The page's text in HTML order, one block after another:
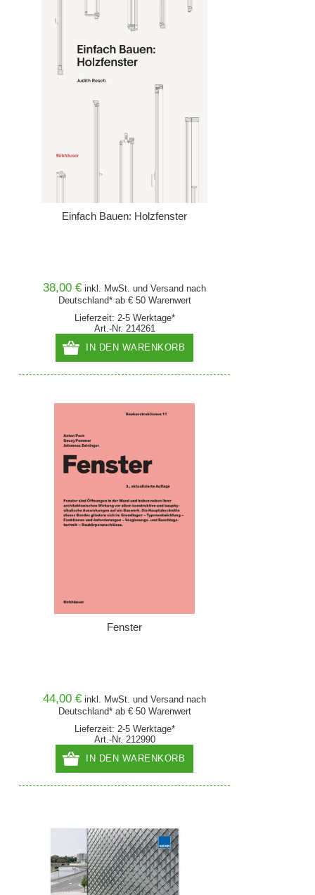
Einfach Bauen: Holzfenster
38,00 € inkl. MwSt. undVersand nach
Deutschland* ab € 50 Warenwert
Lieferzeit: 2-5 Werktage*
Art.-Nr. 214261
IN DEN WARENKORB
Fenster
44,00 € inkl. MwSt. undVersand nach
Deutschland* ab € 50 Warenwert
Lieferzeit: 2-5 Werktage*
Art.-Nr. 212990
IN DEN WARENKORB